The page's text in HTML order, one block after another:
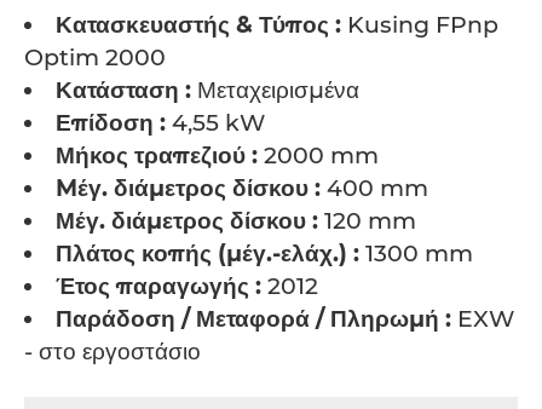
Κατασκευαστής & Τύπος : Kusing FPnp
Optim 2000
Κατάσταση : Μεταχειρισμένα
Επίδοση : 4,55 kW
Μήκος τραπεζιού : 2000 mm
Mέγ. διάμετρος δίσκου : 400 mm
Μέγ. διάμετρος δίσκου : 120 mm
Πλάτος κοπής (μέγ.-ελάχ.) : 1300 mm
Έτος παραγωγής : 2012
Παράδοση / Μεταφορά / Πληρωμή : EXW
- στο εργοστάσιο